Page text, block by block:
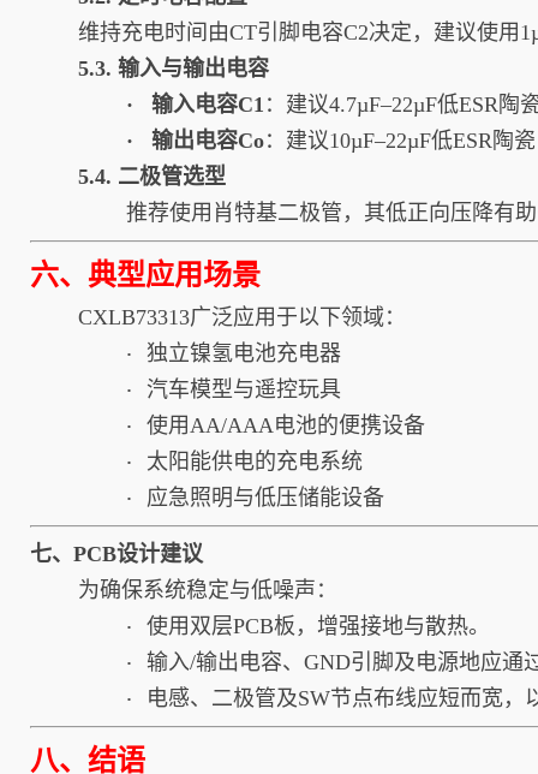
维持充电时间由CT引脚电容C2决定，建议使用
5.3. 输入与输出电容
· 输入电容C1 ：建议4.7µF–22µF低ESR陶
· 输出电容Co：建议10µF–22µF低ESR陶
5.4. 二极管选型
推荐使用肖特基二极管，其低正向压降有
六、典型应用场景
CXLB73313广泛应用于以下领域：
· 独立镍氢电池充电器
· 汽车模型与遥控玩具
· 使用AA/AAA电池的便携设备
· 太阳能供电的充电系统
· 应急照明与低压储能设备
七、PCB设计建议
为确保系统稳定与低噪声：
· 使用双层PCB板，增强接地与散热。
· 输入/输出电容、GND引脚及电源地应通
· 电感、二极管及SW节点布线应短而宽，
八、结语